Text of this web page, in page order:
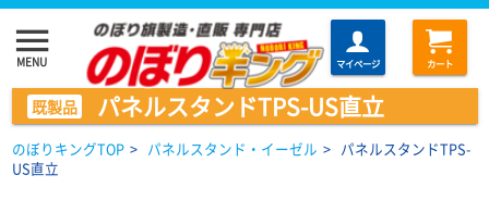
menu
MENU マイページ カート
既製品 パネルスタンドTPS-US直立
のぼりキングTOP > パネルスタンド・イーゼル > パネルスタンドTPS-
US直立